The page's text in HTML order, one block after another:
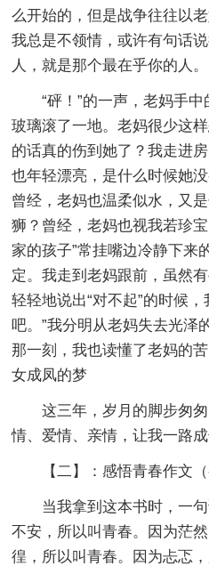
么开始的，但是战争往往以
我总是不领情，或许有句话
人，就是那个最在乎你的人。
“砰！”的一声，老妈手
玻璃滚了一地。老妈很少这
的话真的伤到她了？我走进
也年轻漂亮，是什么时候她
曾经，老妈也温柔似水，又
狮？曾经，老妈也视我若珍
家的孩子”常挂嘴边冷静下来
定。我走到老妈跟前，虽然
轻轻地说出“对不起”的时候
吧。”我分明从老妈失去光泽
那一刻，我也读懂了老妈的
女成凤的梦
这三年，岁月的脚步匆
情、爱情、亲情，让我一路成
【二】：感悟青春作文
当我拿到这本书时，一
不安，所以叫青春。因为茫
徨，所以叫青春。因为忐忑